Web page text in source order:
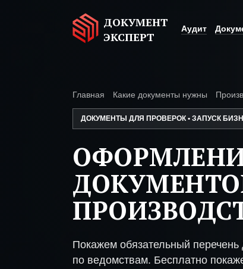
ДОКУМЕНТ
ЭКСПЕРТ
Аудит
Главная Какие документы нужны
ДОКУМЕНТЫ ДЛЯ ПРОВЕРОК • ЗАПУСК
Покажем обязательный
по ведомствам. Бесплатно